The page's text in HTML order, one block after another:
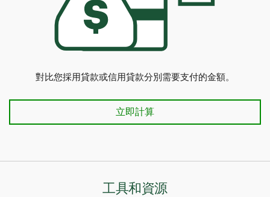
對比您採用貸款或信用貸款分別需要支付的金額。
立即計算
立即計算
工具和資源